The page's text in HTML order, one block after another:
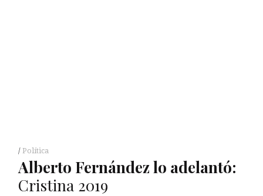
Política
Alberto Fernández lo adelantó:
Cristina 2019